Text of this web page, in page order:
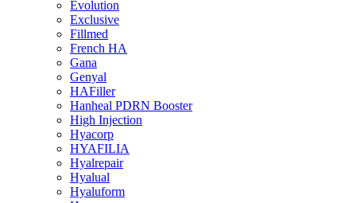
Evolution
Exclusive
Fillmed
French HA
Gana
Genyal
HAFiller
Hanheal PDRN Booster
High Injection
Hyacorp
HYAFILIA
Hyalrepair
Hyalual
Hyaluform